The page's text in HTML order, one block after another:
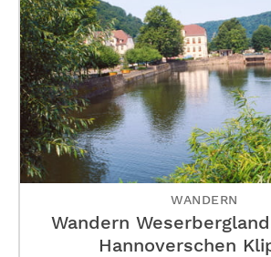
WANDERN
Wandern
Hannoverschen